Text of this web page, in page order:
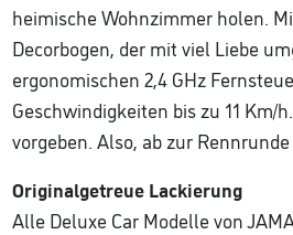
heimische Wohnzimmer holen.
Decorbogen, der mit viel Liebe
ergonomischen 2,4 GHz
Geschwindigkeiten bis zu 11
vorgeben. Also, ab zur
Originalgetreue Lackierung
Alle Deluxe Car Modelle von